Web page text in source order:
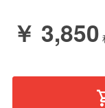
￥ 3,850